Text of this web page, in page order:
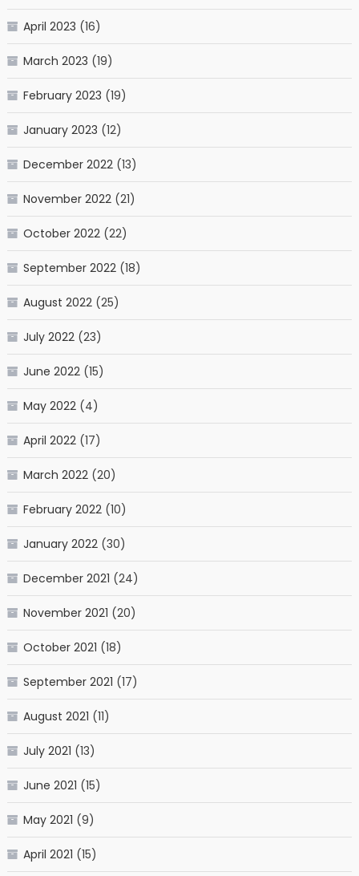
April 2023 (16)
March 2023 (19)
February 2023 (19)
January 2023 (12)
December 2022(13)
November 2022(21)
October 2022(22)
September 2022(18)
August 2022(25)
July 2022(23)
June 2022(15)
May 2022(4)
April 2022(17)
March 2022(20)
February 2022(10)
January 2022(30)
December 2021 (24)
November 2021 (20)
October 2021 (18)
September 2021 (17)
August 2021 (11)
July 2021 (13)
June 2021 (15)
May 2021 (9)
April 2021 (15)